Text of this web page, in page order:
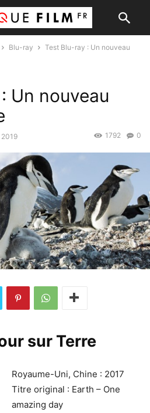
Blu-ray
Test Blu-ray : Un nouveau
Un nouveau
0
1792
sur Terre
Royaume-Uni, Chine : 2017
Titre original : Earth – One
amazing day